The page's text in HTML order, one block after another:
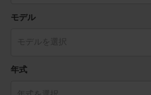
モデル
年式